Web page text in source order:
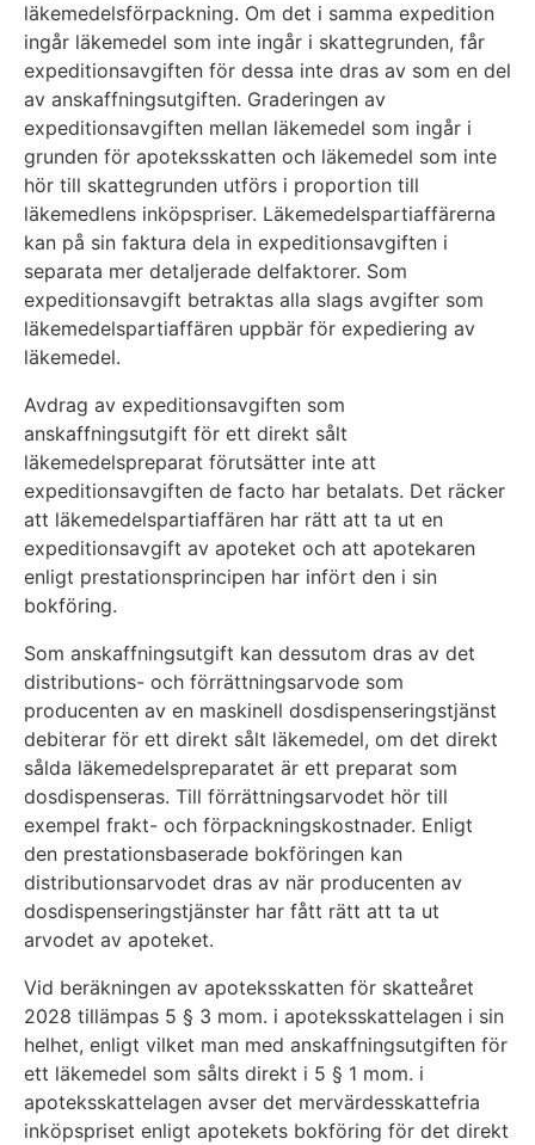
läkemedelsförpackning. Om det i samma expedition
ingår läkemedel som inte ingår i skattegrunden, får
expeditionsavgiften för dessa inte dras av som en del
av anskaffningsutgiften. Graderingen av
expeditionsavgiften mellan läkemedel som ingår i
grunden för apoteksskatten och läkemedel som inte
hör till skattegrunden utförs i proportion till
läkemedlens inköpspriser. Läkemedelspartiaffärerna
kan på sin faktura dela in expeditionsavgiften i
separata mer detaljerade delfaktorer. Som
expeditionsavgift betraktas alla slags avgifter som
läkemedelspartiaffären uppbär för expediering av
läkemedel.
Avdrag av expeditionsavgiften som
anskaffningsutgift för ett direkt sålt
läkemedelspreparat förutsätter inte att
expeditionsavgiften de facto har betalats. Det räcker
att läkemedelspartiaffären har rätt att ta ut en
expeditionsavgift av apoteket och att apotekaren
enligt prestationsprincipen har infört den i sin
bokföring.
Som anskaffningsutgift kan dessutom dras av det
distributions- och förrättningsarvode som
producenten av en maskinell dosdispenseringstjänst
debiterar för ett direkt sålt läkemedel, om det direkt
sålda läkemedelspreparatet är ett preparat som
dosdispenseras. Till förrättningsarvodet hör till
exempel frakt- och förpackningskostnader. Enligt
den prestationsbaserade bokföringen kan
distributionsarvodet dras av när producenten av
dosdispenseringstjänster har fått rätt att ta ut
arvodet av apoteket.
Vid beräkningen av apoteksskatten för skatteåret
2028 tillämpas 5 § 3 mom. i apoteksskattelagen i sin
helhet, enligt vilket man med anskaffningsutgiften för
ett läkemedel som sålts direkt i 5 § 1 mom. i
apoteksskattelagen avser det mervärdesskattefria
inköpspriset enligt apotekets bokföring för det direkt